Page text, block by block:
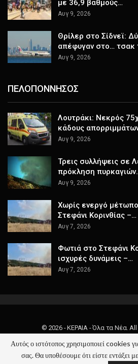
με 36,9 βαθμούς…
Αυγ 9, 2026
Θρίλερ στο Σίδνεϊ:
απέφυγαν στο… τσακ
Αυγ 9, 2026
ΠΕΛΟΠΟΝΝΗΣΟΣ
Λουτράκι: Νεκρός
κάδους
Αυγ 9, 2026
Τρεις συλλήψεις σε
πρόκληση
Αυγ 9, 2026
Χωρίς ενεργό
Στεφάνι Κορινθίας –…
Αυγ 7, 2026
Φωτιά στο Στεφάνι
ισχυρές δυνάμεις –…
Αυγ 7, 2026
© 2026 - ΚΕΡΑΙΑ - Όλα τα Νέα. All
Website Design:
Αυτός ο ιστότοπος χρησιμοποιεί cookies
σας. Θα υποθέσουμε ότι είστε εντάξει